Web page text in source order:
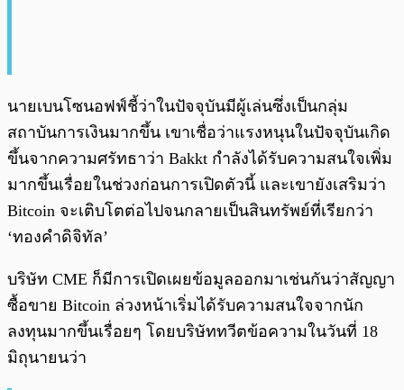
นายเบนโซนอฟฟ์ชี้ว่าในปัจจุบันมีผู้เล่นซึ่งเป็นกลุ่ม
สถาบันการเงินมากขึ้น เขาเชื่อว่าแรงหนุนในปัจจุบันเกิด
ขึ้นจากความศรัทธาว่า Bakkt กำลังได้รับความสนใจเพิ่ม
มากขึ้นเรื่อยในช่วงก่อนการเปิดตัวนี้ และเขายังเสริมว่า
Bitcoin จะเติบโตต่อไปจนกลายเป็นสินทรัพย์ที่เรียกว่า
‘ทองคำดิจิทัล’
บริษัท CME ก็มีการเปิดเผยข้อมูลออกมาเช่นกันว่าสัญญา
ซื้อขาย Bitcoin ล่วงหน้าเริ่มได้รับความสนใจจากนัก
ลงทุนมากขึ้นเรื่อยๆ โดยบริษัททวีตข้อความในวันที่ 18
มิถุนายนว่า